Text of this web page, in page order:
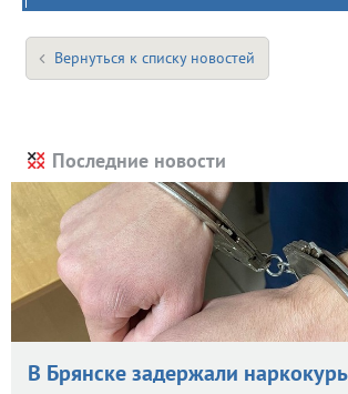
Вернуться к списку новостей
Последние новости
В Брянске задержали